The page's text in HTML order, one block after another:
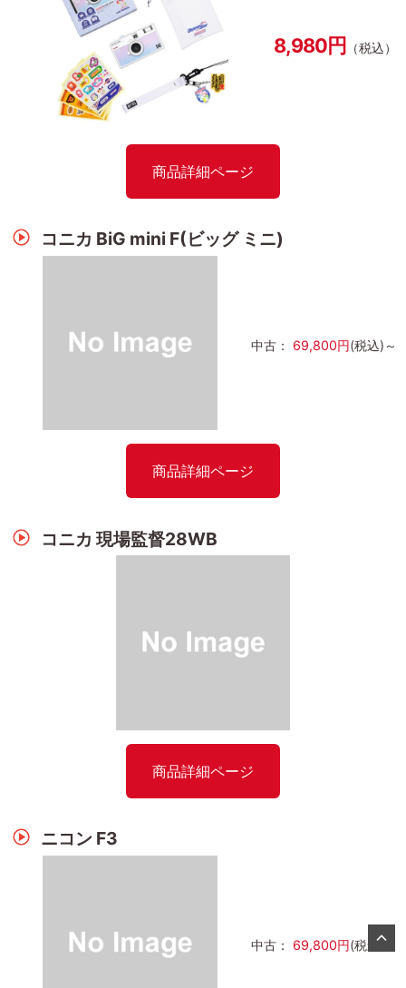
8,980円 （税込）
商品詳細ページ
コニカ BiG mini F(ビッグ ミニ)
中古： 69,800円(税込)～
商品詳細ページ
コニカ 現場監督28WB
商品詳細ページ
ニコン F3
中古： 69,800円(税込)～